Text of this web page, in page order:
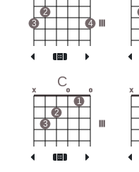
3
2
4
C
x
3
2
o
1
o x